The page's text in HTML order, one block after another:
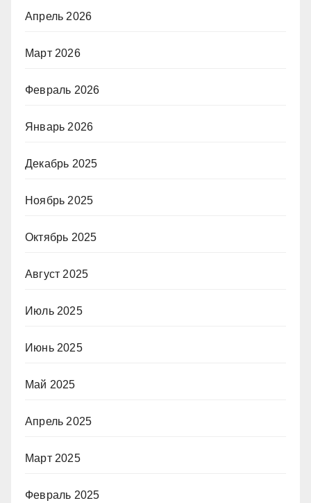
Апрель 2026
Март 2026
Февраль 2026
Январь 2026
Декабрь 2025
Ноябрь 2025
Октябрь 2025
Август 2025
Июль 2025
Июнь 2025
Май 2025
Апрель 2025
Март 2025
Февраль 2025